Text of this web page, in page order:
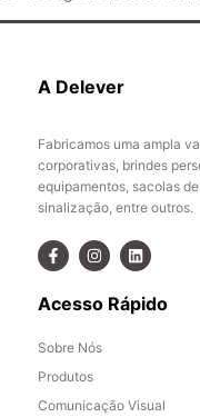
A Delever
Fabricamos uma ampla
corporativas, brindes
equipamentos, sacolas
sinalização, entre outros.
Acesso Rápido
Sobre Nós
Produtos
Comunicação Visual